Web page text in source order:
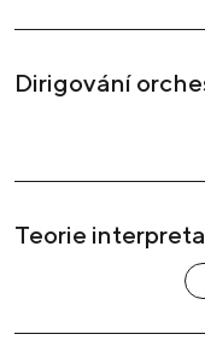
Dirigování
Teorie